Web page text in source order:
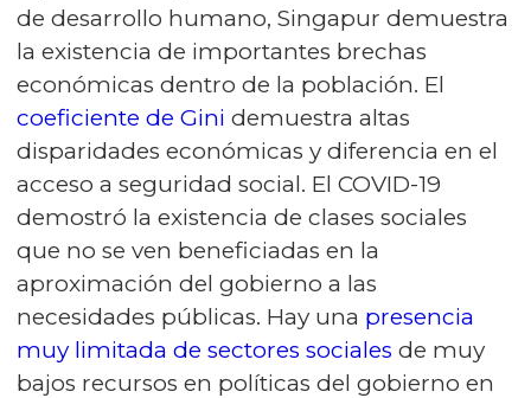
de desarrollo humano, Singapur demuestra
la existencia de importantes brechas
económicas dentro de la población. El
coeficiente de Gini demuestra altas
disparidades económicas y diferencia en el
acceso a seguridad social. El COVID-19
demostró la existencia de clases sociales
que no se ven beneficiadas en la
aproximación del gobierno a las
necesidades públicas. Hay una presencia
muy limitada de sectores sociales de muy
bajos recursos en políticas del gobierno en